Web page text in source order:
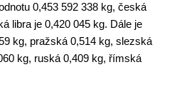
0,453 592 338 kg, česká
libra je 0,420 045 kg. Dále je
kg, pražská 0,514 kg, slezská
kg, ruská 0,409 kg, římská